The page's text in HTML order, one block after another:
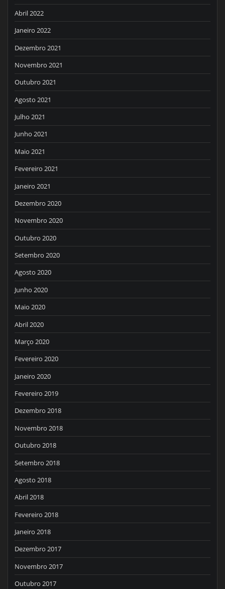
Abril 2022
Janeiro 2022
Dezembro 2021
Novembro 2021
Outubro 2021
Agosto 2021
Julho 2021
Junho 2021
Maio 2021
Fevereiro 2021
Janeiro 2021
Dezembro 2020
Novembro 2020
Outubro 2020
Setembro 2020
Agosto 2020
Junho 2020
Maio 2020
Abril 2020
Março 2020
Fevereiro 2020
Janeiro 2020
Fevereiro 2019
Dezembro 2018
Novembro 2018
Outubro 2018
Setembro 2018
Agosto 2018
Abril 2018
Fevereiro 2018
Janeiro 2018
Dezembro 2017
Novembro 2017
Outubro 2017